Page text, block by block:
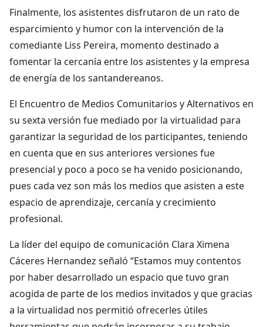
Finalmente, los asistentes disfrutaron de un rato de
esparcimiento y humor con la intervención de la
comediante Liss Pereira, momento destinado a
fomentar la cercanía entre los asistentes y la empresa
de energía de los santandereanos.
El Encuentro de Medios Comunitarios y Alternativos en
su sexta versión fue mediado por la virtualidad para
garantizar la seguridad de los participantes, teniendo
en cuenta que en sus anteriores versiones fue
presencial y poco a poco se ha venido posicionando,
pues cada vez son más los medios que asisten a este
espacio de aprendizaje, cercanía y crecimiento
profesional.
La líder del equipo de comunicación Clara Ximena
Cáceres Hernandez señaló “Estamos muy contentos
por haber desarrollado un espacio que tuvo gran
acogida de parte de los medios invitados y que gracias
a la virtualidad nos permitió ofrecerles útiles